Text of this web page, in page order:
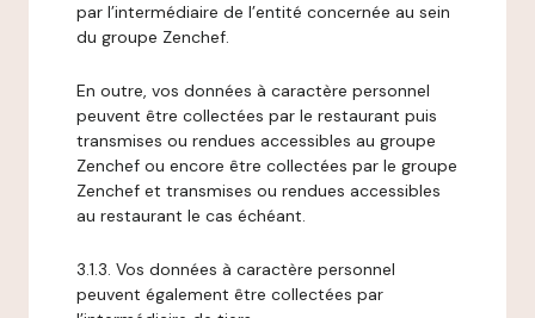
par l’intermédiaire de l’entité concernée au sein
du groupe Zenchef.
En outre, vos données à caractère personnel
peuvent être collectées par le restaurant puis
transmises ou rendues accessibles au groupe
Zenchef ou encore être collectées par le groupe
Zenchef et transmises ou rendues accessibles
au restaurant le cas échéant.
3.1.3. Vos données à caractère personnel
peuvent également être collectées par